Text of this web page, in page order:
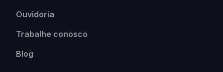
Ouvidoria
Trabalhe conosco
Blog